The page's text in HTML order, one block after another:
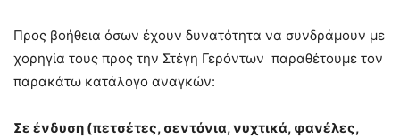
Προς βοήθεια όσων έχουν δυνατότητα να συνδράμουν με
χορηγία τους προς την Στέγη Γερόντων παραθέτουμε τον
παρακάτω κατάλογο αναγκών:
Σε ένδυση (πετσέτες, σεντόνια, νυχτικά, φανέλες,